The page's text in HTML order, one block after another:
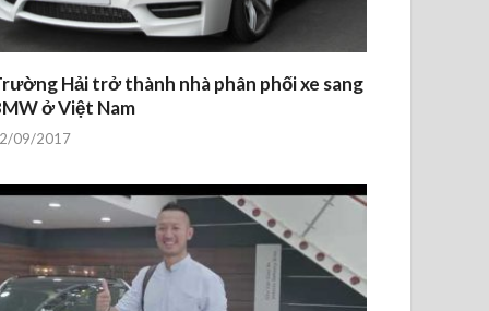
Hải trở thành nhà phân phối xe sang
ở Việt Nam
09/2017